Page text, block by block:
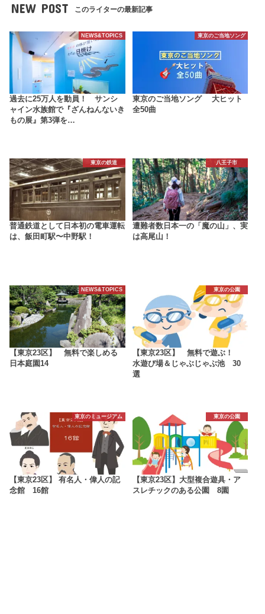
NEW POST このライターの最新記事
NEWS&TOPICS
過去に25万人を動員！ サンシ
ャイン水族館で『ざんねんないき
もの展』第3弾を…
東京のご当地ソング
東京のご当地ソング 大ヒット
全50曲
東京の鉄道
普通鉄道として日本初の電車運転
は、飯田町駅〜中野駅！
八王子市
遭難者数日本一の「魔の山」、実
は高尾山！
NEWS&TOPICS
【東京23区】 無料で楽しめる
日本庭園14
東京の公園
【東京23区】 無料で遊ぶ！
水遊び場＆じゃぶじゃぶ池 30
選
東京のミュージアム
【東京23区】 有名人・偉人の記
念館 16館
東京の公園
【東京23区】大型複合遊具・ア
スレチックのある公園 8園